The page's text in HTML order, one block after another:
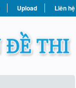
Upload Liên hệ